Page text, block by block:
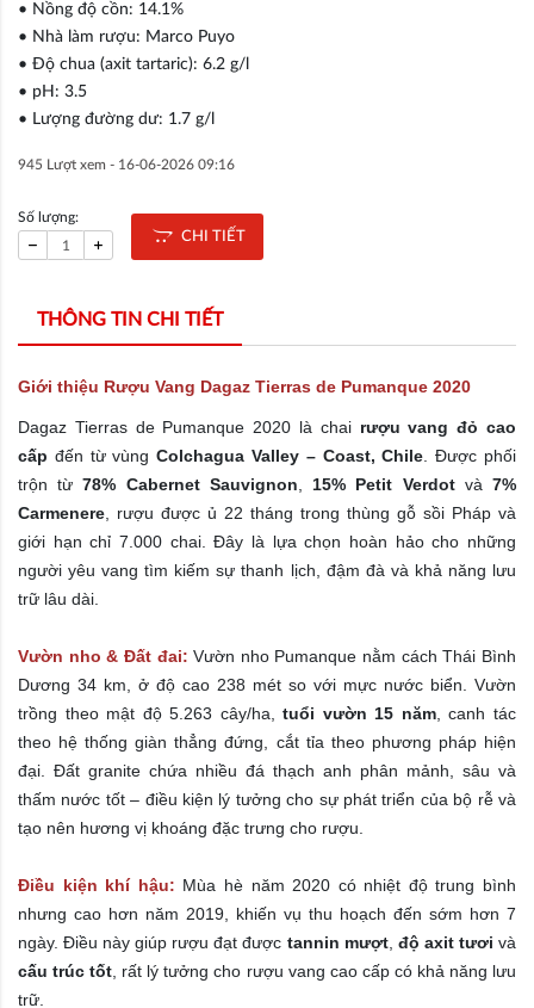
• Nồng độ cồn: 14.1%
• Nhà làm rượu: Marco Puyo
• Độ chua (axit tartaric): 6.2 g/l
• pH: 3.5
• Lượng đường dư: 1.7 g/l
945 Lượt xem - 16-06-2026 09:16
Số lượng:
CHI TIẾT
THÔNG TIN CHI TIẾT
Giới thiệu Rượu Vang Dagaz Tierras de Pumanque 2020
Dagaz Tierras de Pumanque 2020 là chai rượu vang đỏ cao
cấp đến từ vùngColchagua Valley – Coast, Chile . Được phối
trộn từ78% Cabernet Sauvignon 15% Petit Verdotvà7%
Carmenere , rượu được ủ 22 tháng trong thùng gỗ sồi Pháp và
giới hạn chỉ 7.000 chai. Đây là lựa chọn hoàn hảo cho những
người yêu vang tìm kiếm sự thanh lịch, đậm đà và khả năng lưu
trữ lâu dài.
Vườn nho & Đất đai:Vườn nho Pumanque nằm cách Thái Bình
Dương 34 km, ở độ cao 238 mét so với mực nước biển. Vườn
trồng theo mật độ 5.263 cây/ha,
tuổi vườn 15 năm, canh tác
theo hệ thống giàn thẳng đứng, cắt tỉa theo phương pháp hiện
đại. Đất granite chứa nhiều đá thạch anh phân mảnh, sâu và
thấm nước tốt – điều kiện lý tưởng cho sự phát triển của bộ rễ và
tạo nên hương vị khoáng đặc trưng cho rượu.
Điều kiện khí hậu: Mùa hè năm 2020 có nhiệt độ trung bình
nhưng cao hơn năm 2019, khiến vụ thu hoạch đến sớm hơn 7
ngày. Điều này giúp rượu đạt được tannin mượt, độ axit tươi và
cấu trúc tốt , rất lý tưởng cho rượu vang cao cấp có khả năng lưu
trữ.